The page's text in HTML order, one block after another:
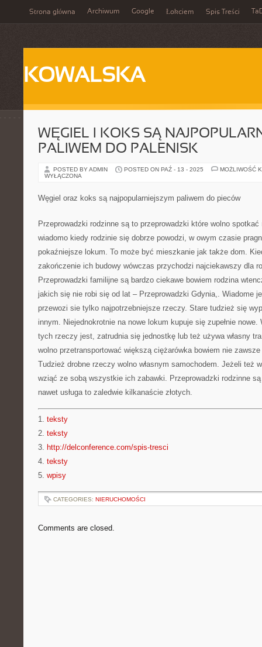
Strona główna Archiwum Google Łokciem Spis Treści
KOWALSKA
WĘGIEL I KOKS SĄ
PALIWEM DO PALENISK
POSTED BY ADMIN POSTED ON PAŹ - 13 - 2025
MOŻLIWOŚĆ
WYŁĄCZONA
Węgiel oraz koks są najpopularniejszym paliwem do pieców
Przeprowadzki rodzinne są to przeprowadzki które wolno
wiadomo kiedy rodzinie się dobrze powodzi, w owym czasie
pokaźniejsze lokum. To może być mieszkanie jak także dom.
zakończenie ich budowy wówczas przychodzi najciekawszy dla
Przeprowadzki familijne są bardzo ciekawe bowiem rodzina
jakich się nie robi się od lat – Przeprowadzki Gdynia,. Wiadome
przewozi sie tylko najpotrzebniejsze rzeczy. Stare tudzież się
innym. Niejednokrotnie na nowe lokum kupuje się zupełnie
tych rzeczy jest, zatrudnia się jednostkę lub też używa własny
wolno przetransportować większą ciężarówka bowiem nie
Tudzież drobne rzeczy wolno własnym samochodem. Jeżeli też
wziąć ze sobą wszystkie ich zabawki. Przeprowadzki rodzinne
nawet usługa to zaledwie kilkanaście złotych.
1. teksty
2. teksty
3. http://delconference.com/spis-tresci
4. teksty
5. wpisy
CATEGORIES: NIERUCHOMOŚCI
Comments are closed.